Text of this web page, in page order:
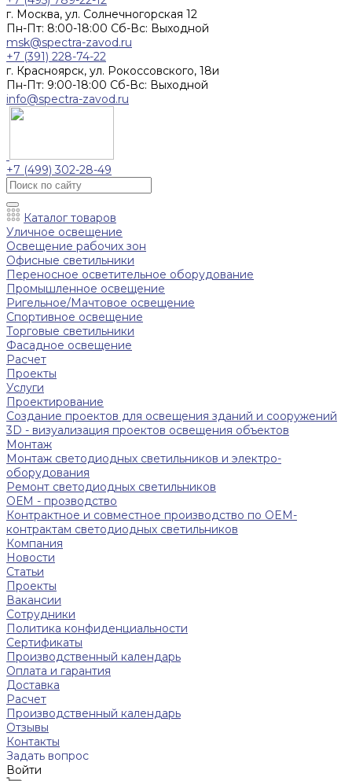
г. Москва, ул. Солнечногорская 12
Пн-Пт: 8:00-18:00 Cб-Вс: Выходной
msk@spectra-zavod.ru
+7 (391) 228-74-22
г. Красноярск, ул. Рокоссовского, 18и
Пн-Пт: 9:00-18:00 Cб-Вс: Выходной
info@spectra-zavod.ru
+7 (499) 302-28-49
Каталог товаров
Уличное освещение
Освещение рабочих зон
Офисные светильники
Переносное осветительное оборудование
Промышленное освещение
Ригельное/Мачтовое освещение
Спортивное освещение
Торговые светильники
Фасадное освещение
Расчет
Проекты
Услуги
Проектирование
Создание проектов для освещения зданий и сооружений
3D - визуализация проектов освещения объектов
Монтаж
Монтаж светодиодных светильников и электро-
оборудования
Ремонт светодиодных светильников
ОЕМ - прозводство
Контрактное и совместное производство по OEM-
контрактам светодиодных светильников
Компания
Новости
Статьи
Проекты
Вакансии
Сотрудники
Политика конфиденциальности
Сертификаты
Производственный календарь
Оплата и гарантия
Доставка
Расчет
Производственный календарь
Отзывы
Контакты
Задать вопрос
Войти